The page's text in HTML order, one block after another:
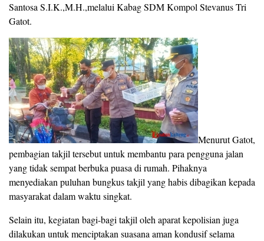
Santosa S.I.K.,M.H.,melalui Kabag SDM Kompol Stevanus Tri
Gatot.
Menurut Gatot,
pembagian takjil tersebut untuk membantu para pengguna jalan
yang tidak sempat berbuka puasa di rumah. Pihaknya
menyediakan puluhan bungkus takjil yang habis dibagikan kepada
masyarakat dalam waktu singkat.
Selain itu, kegiatan bagi-bagi takjil oleh aparat kepolisian juga
dilakukan untuk menciptakan suasana aman kondusif selama